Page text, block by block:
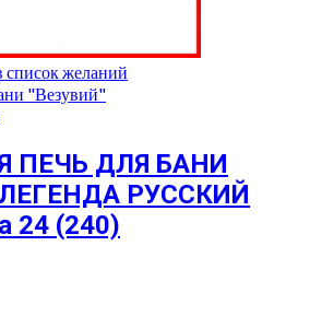
список желаний
"Везувий"
ПЕЧЬ ДЛЯ БАНИ
РУССКИЙ
24 (240)